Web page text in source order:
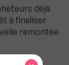
déjà
à finaliser
remontée
le